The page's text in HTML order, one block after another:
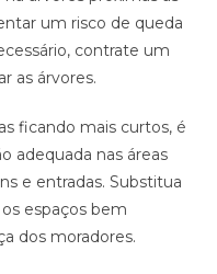
um risco de queda
contrate um
as árvores.
ficando mais curtos, é
adequada nas áreas
e entradas. Substitua
espaços bem
dos moradores.